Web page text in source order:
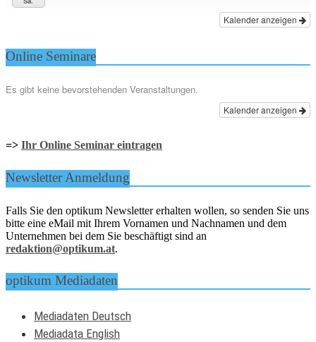
Kalender anzeigen
Online Seminare
Es gibt keine bevorstehenden Veranstaltungen.
Kalender anzeigen
=> Ihr Online Seminar eintragen
Newsletter Anmeldung
Falls Sie den optikum Newsletter erhalten wollen, so senden Sie uns
bitte eine eMail mit Ihrem Vornamen und Nachnamen und dem
Unternehmen bei dem Sie beschäftigt sind an
redaktion@optikum.at.
optikum Mediadaten
Mediadaten Deutsch
Mediadata English